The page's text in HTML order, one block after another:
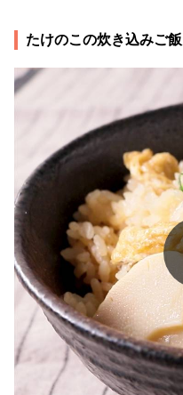
たけのこの炊き込みご飯